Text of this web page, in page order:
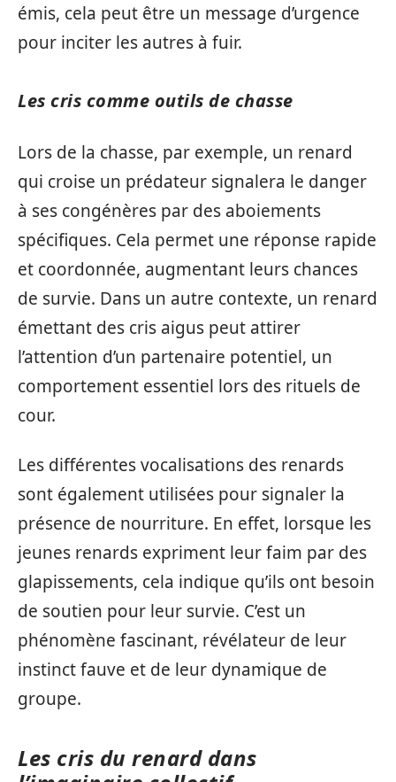
émis, cela peut être un message d’urgence
pour inciter les autres à fuir.
Les cris comme outils de chasse
Lors de la chasse, par exemple, un renard
qui croise un prédateur signalera le danger
à ses congénères par des aboiements
spécifiques. Cela permet une réponse rapide
et coordonnée, augmentant leurs chances
de survie. Dans un autre contexte, un renard
émettant des cris aigus peut attirer
l’attention d’un partenaire potentiel, un
comportement essentiel lors des rituels de
cour.
Les différentes vocalisations des renards
sont également utilisées pour signaler la
présence de nourriture. En effet, lorsque les
jeunes renards expriment leur faim par des
glapissements, cela indique qu’ils ont besoin
de soutien pour leur survie. C’est un
phénomène fascinant, révélateur de leur
instinct fauve et de leur dynamique de
groupe.
Les cris du renard dans